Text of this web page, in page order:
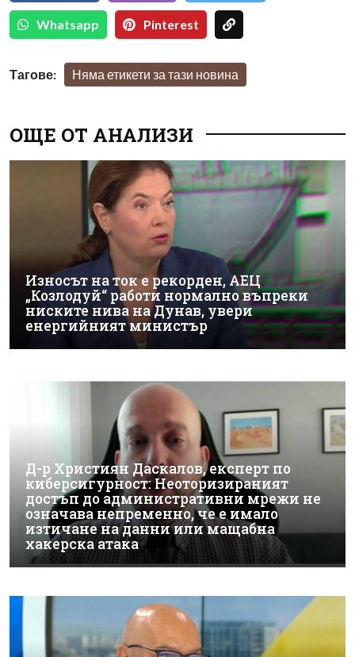
Whatsapp Pinterest
Тагове: Няма етикети за тази новина
ОЩЕ ОТ АНАЛИЗИ
Износът на ток е рекорден, АЕЦ
„Козлодуй“ работи нормално въпреки
ниските нива на Дунав, увери
енергийният министър
Д-р Християн Даскалов, експерт по
киберсигурност: Неоторизираният
достъп до административни мрежи не
означава непременно, че е имало
изтичане на данни или мащабна
хакерска атака